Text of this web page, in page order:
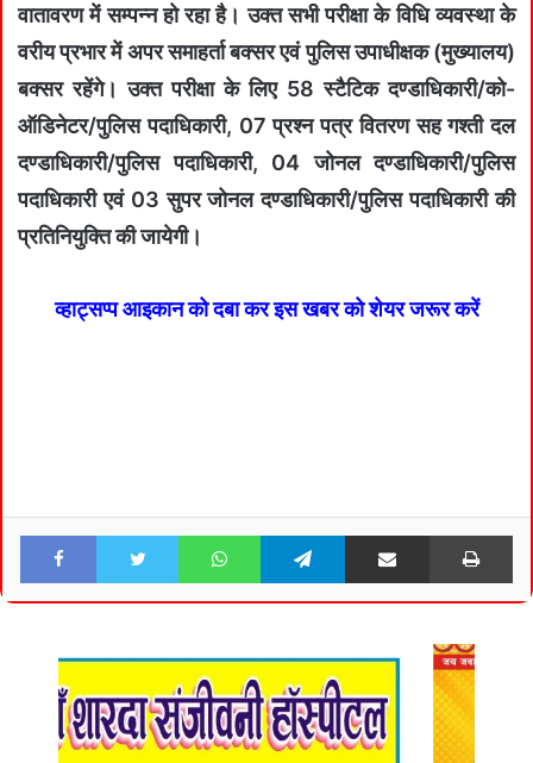
वातावरण में सम्पन्न हो रहा है। उक्त सभी परीक्षा के विधि व्यवस्था के
वरीय प्रभार में अपर समाहर्ता बक्सर एवं पुलिस उपाधीक्षक (मुख्यालय)
बक्सर रहेंगे। उक्त परीक्षा के लिए 58 स्टैटिक दण्डाधिकारी/को-
ऑडिनेटर/पुलिस पदाधिकारी, 07 प्रश्न पत्र वितरण सह गश्ती दल
दण्डाधिकारी/पुलिस पदाधिकारी, 04 जोनल दण्डाधिकारी/पुलिस
पदाधिकारी एवं 03 सुपर जोनल दण्डाधिकारी/पुलिस पदाधिकारी की
प्रतिनियुक्ति की जायेगी।
व्हाट्सप्प आइकान को दबा कर इस खबर को शेयर जरूर करें
Facebook Twitter WhatsApp Telegram Share via Email